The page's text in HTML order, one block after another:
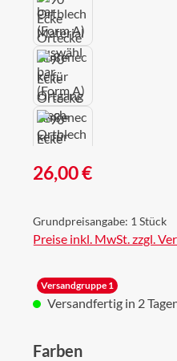
Regulärer Preis:
26,00 €
Grundpreisangabe: 1 Stück
Preise inkl. MwSt. zzgl.
Versandgruppe 1
Versandfertig in 2
Farbenauswählen